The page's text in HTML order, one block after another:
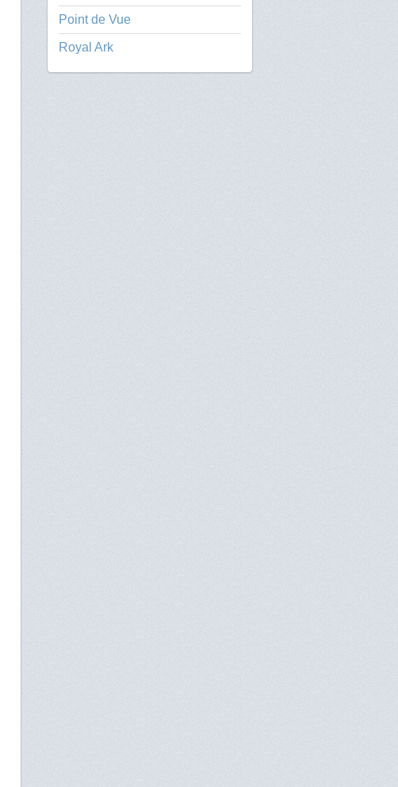
Point de Vue
Royal Ark